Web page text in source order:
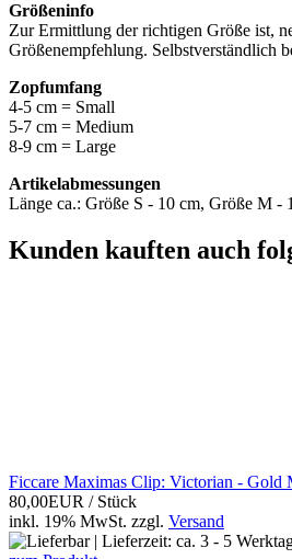
Größeninfo
Zur Ermittlung der richtigen Größe ist,
Größenempfehlung. Selbstverständlich
Zopfumfang
4-5 cm = Small
5-7 cm = Medium
8-9 cm = Large
Artikelabmessungen
Länge ca.: Größe S - 10 cm, Größe M -
Kunden kauften auch
Ficcare Maximas Clip: Victorian - Gold
80,00EUR / Stück
inkl. 19% MwSt. zzgl. Versand